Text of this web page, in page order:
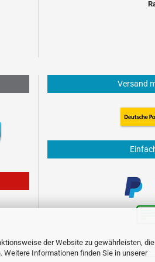
der Website zu gewährleisten,
Informationen finden Sie in unserer
Versand